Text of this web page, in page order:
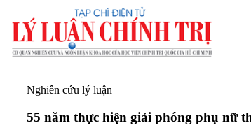
Nghiên cứu lý luận
55 năm thực hiện giải phóng phụ nữ